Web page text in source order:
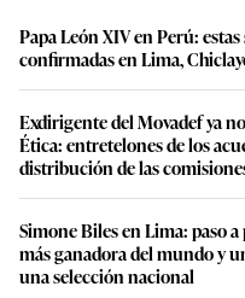
Papa León XIV en Perú:
confirmadas en Lima,
Exdirigente del Movadef ya
Ética: entretelones de los
distribución de las
Simone Biles en Lima: paso
más ganadora del mundo y
una selección nacional